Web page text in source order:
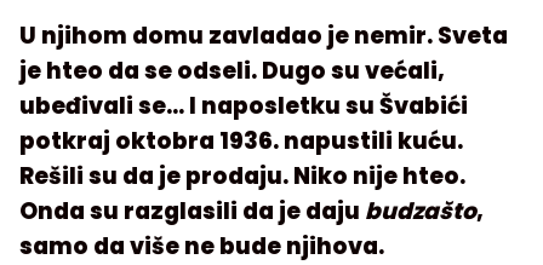
U njihom domu zavladao je nemir. Sveta
je hteo da se odseli. Dugo su većali,
ubeđivali se… I naposletku su Švabići
potkraj oktobra 1936. napustili kuću.
Rešili su da je prodaju. Niko nije hteo.
Onda su razglasili da je daju budzašto,
samo da više ne bude njihova.